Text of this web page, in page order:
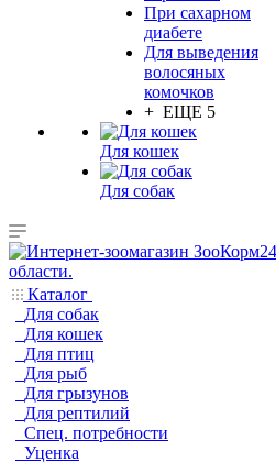
При сахарном
диабете
Для выведения
волосяных
комочков
+ ЕЩЕ 5
Для кошек
Для собак
Каталог
Для собак
Для кошек
Для птиц
Для рыб
Для грызунов
Для рептилий
Спец. потребности
Уценка